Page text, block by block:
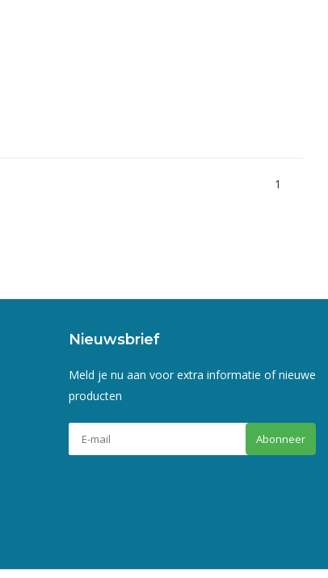
1
Nieuwsbrief
Meld je nu aan voor extra informatie of nieuwe
producten
Abonneer